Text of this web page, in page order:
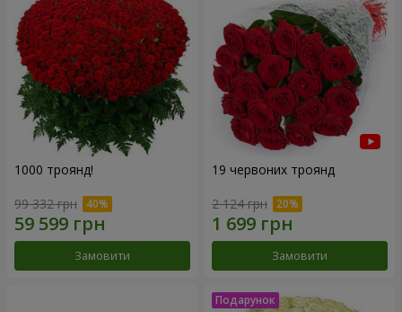
1000 троянд!
99 332 грн
Замовити
19 червоних троянд
2 124 грн
Замовити